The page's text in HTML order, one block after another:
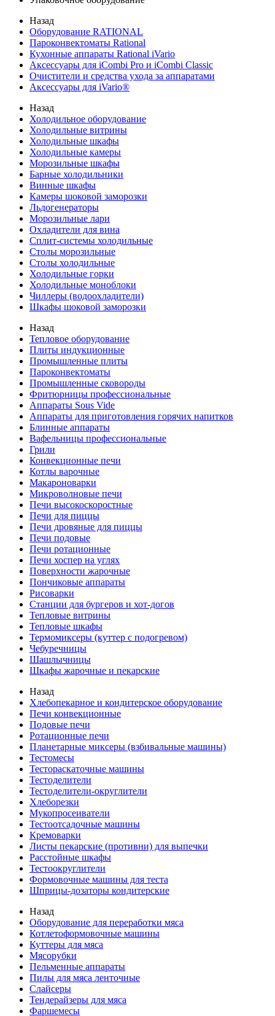
Назад
Оборудование RATIONAL
Пароконвектоматы Rational
Кухонные аппараты Rational iVario
Аксессуары для iCombi Pro и iCombi Classic
Очистители и средства ухода за аппаратами
Аксессуары для iVario®
Назад
Холодильное оборудование
Холодильные витрины
Холодильные шкафы
Холодильные камеры
Морозильные шкафы
Барные холодильники
Винные шкафы
Камеры шоковой заморозки
Льдогенераторы
Морозильные лари
Охладители для вина
Сплит-системы холодильные
Столы морозильные
Столы холодильные
Холодильные горки
Холодильные моноблоки
Чиллеры (водоохладители)
Шкафы шоковой заморозки
Назад
Тепловое оборудование
Плиты индукционные
Промышленные плиты
Пароконвектоматы
Промышленные сковороды
Фритюрницы профессиональные
Аппараты Sous Vide
Аппараты для приготовления горячих напитков
Блинные аппараты
Вафельницы профессиональные
Грили
Конвекционные печи
Котлы варочные
Макароноварки
Микроволновые печи
Печи высокоскоростные
Печи для пиццы
Печи дровяные для пиццы
Печи подовые
Печи ротационные
Печи хоспер на углях
Поверхности жарочные
Пончиковые аппараты
Рисоварки
Станции для бургеров и хот-догов
Тепловые витрины
Тепловые шкафы
Термомиксеры (куттер с подогревом)
Чебуречницы
Шашлычницы
Шкафы жарочные и пекарские
Назад
Хлебопекарное и кондитерское оборудование
Печи конвекционные
Подовые печи
Ротационные печи
Планетарные миксеры (взбивальные машины)
Тестомесы
Тестораскаточные машины
Тестоделители
Тестоделители-округлители
Хлеборезки
Мукопросеиватели
Тестоотсадочные машины
Кремоварки
Листы пекарские (противни) для выпечки
Расстойные шкафы
Тестоокруглители
Формовочные машины для теста
Шприцы-дозаторы кондитерские
Назад
Оборудование для переработки мяса
Котлетоформовочные машины
Куттеры для мяса
Мясорубки
Пельменные аппараты
Пилы для мяса ленточные
Слайсеры
Тендерайзеры для мяса
Фаршемесы